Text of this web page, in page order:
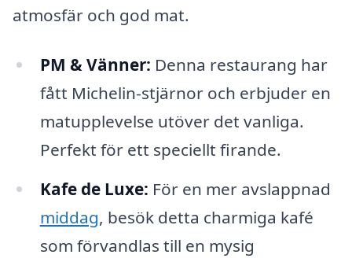
atmosfär och god mat.
PM & Vänner: Denna restaurang har
fått Michelin-stjärnor och erbjuder en
matupplevelse utöver det vanliga.
Perfekt för ett speciellt firande.
Kafe de Luxe: För en mer avslappnad
middag, besök detta charmiga kafé
som förvandlas till en mysig